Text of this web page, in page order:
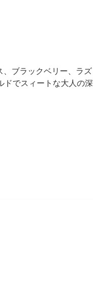
ブラックベリー、ラズ
ドでスィートな大人の深